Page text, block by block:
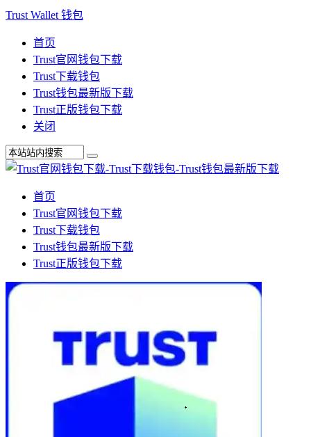
Trust Wallet 钱包
首页
Trust官网钱包下载
Trust下载钱包
Trust钱包最新版下载
Trust正版钱包下载
关闭
首页
Trust官网钱包下载
Trust下载钱包
Trust钱包最新版下载
Trust正版钱包下载